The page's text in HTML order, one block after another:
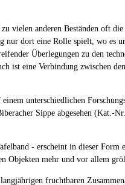
anderen Beständen oft
nur dort eine Rolle spielt, wo
Überlegungen zu den
ist eine Verbindung zwischen
unterschiedlichen
Sippe abgesehen (Kat.-
- erscheint in dieser
Objekten mehr und vor allem
fruchtbaren